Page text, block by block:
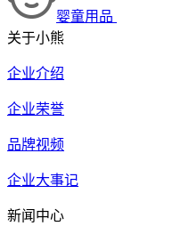
婴童用品
关于小熊
企业介绍
企业荣誉
品牌视频
企业大事记
新闻中心